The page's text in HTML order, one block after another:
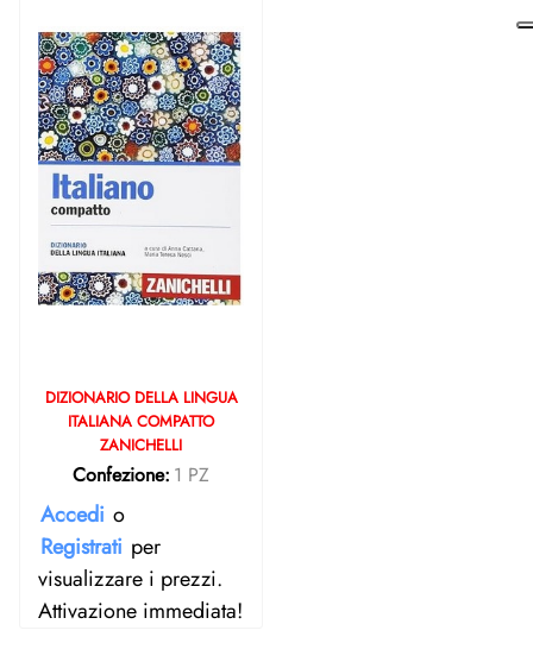
DIZIONARIO DELLA LINGUA
ITALIANA COMPATTO
ZANICHELLI
Confezione: 1 PZ
Accedi o
Registrati per
visualizzare i prezzi.
Attivazione immediata!